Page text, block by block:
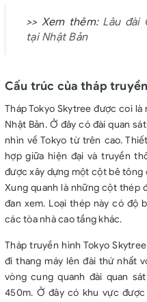
>> Xem thêm: Lâu đài
tại Nhật Bản
Cấu trúc của tháp
Tháp Tokyo Skytree được coi
Nhật Bản. Ở đây có đài quan
nhìn về Tokyo từ trên cao.
hợp giữa hiện đại và truyền
được xây dựng một cột bê
Xung quanh là những cột thép
đan xem. Loại thép này có độ
các tòa nhà cao tầng khác.
Tháp truyền hình Tokyo
đi thang máy lên đài thứ nhất
vòng cung quanh đài quan
450m. Ở đây có khu vực